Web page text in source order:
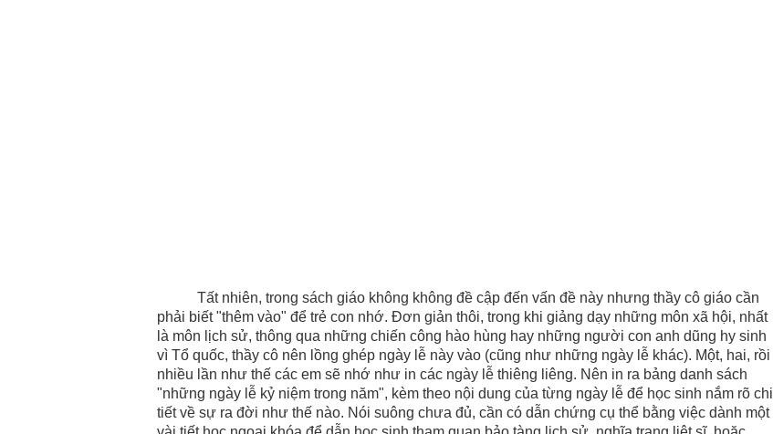
Tất nhiên, trong sách giáo không không đề cập đến vấn đề này nhưng thầy cô giáo cần
phải biết "thêm vào" để trẻ con nhớ. Đơn giản thôi, trong khi giảng dạy những môn xã hội, nhất
là môn lịch sử, thông qua những chiến công hào hùng hay những người con anh dũng hy sinh
vì Tổ quốc, thầy cô nên lồng ghép ngày lễ này vào (cũng như những ngày lễ khác). Một, hai, rồi
nhiều lần như thế các em sẽ nhớ như in các ngày lễ thiêng liêng. Nên in ra bảng danh sách
"những ngày lễ kỷ niệm trong năm", kèm theo nội dung của từng ngày lễ để học sinh nắm rõ chi
tiết về sự ra đời như thế nào. Nói suông chưa đủ, cần có dẫn chứng cụ thể bằng việc dành một